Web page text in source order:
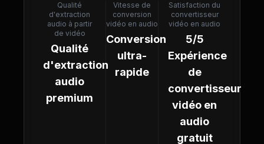
Qualité
d'extraction
audio à partir
de vidéo
Qualité
d'extraction
audio
premium
Vitesse de
conversion
vidéo en audio
Conversion
ultra-
rapide
Satisfaction du
convertisseur
vidéo en audio
5/5
Expérience
de
convertisseur
vidéo en
audio
gratuit